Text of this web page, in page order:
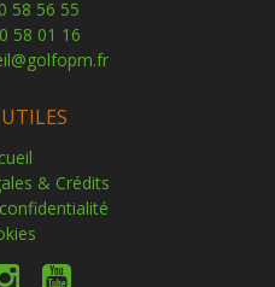
58 56 55
58 01 16
& Crédits